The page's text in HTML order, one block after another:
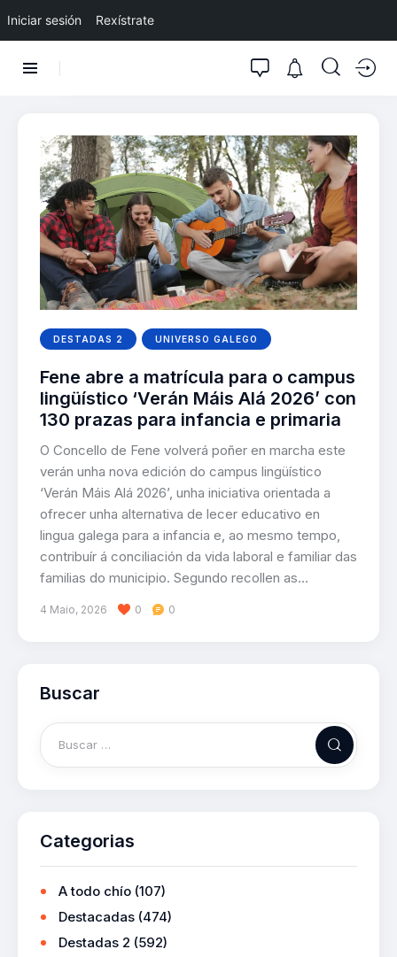
Iniciar sesión Rexístrate
DESTADAS 2 UNIVERSO GALEGO
Fene abre a matrícula para o campus
lingüístico ‘Verán Máis Alá 2026’ con
130 prazas para infancia e primaria
O Concello de Fene volverá poñer en marcha este
verán unha nova edición do campus lingüístico
‘Verán Máis Alá 2026’, unha iniciativa orientada a
ofrecer unha alternativa de lecer educativo en
lingua galega para a infancia e, ao mesmo tempo,
contribuír á conciliación da vida laboral e familiar das
familias do municipio. Segundo recollen as…
4 Maio, 2026 0 0
Buscar
Categorias
A todo chío (107)
Destacadas (474)
Destadas 2 (592)